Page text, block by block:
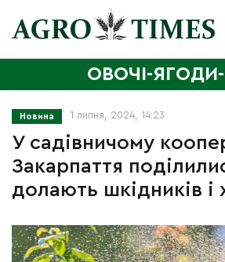
ОВОЧІ-
Новина 1 липня, 2024, 14:23
У садівничому
Закарпаття
долають шкідників і